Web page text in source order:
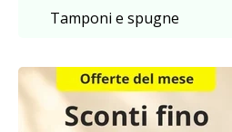
Tamponi e spugne